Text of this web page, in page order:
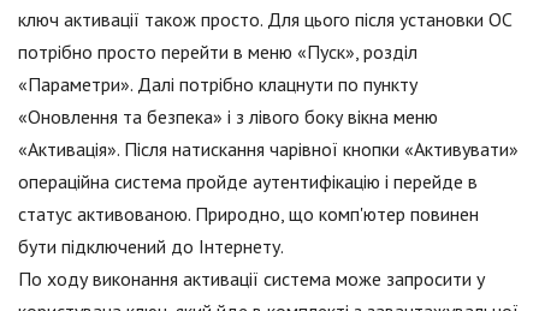
ключ активації також просто. Для цього після установки ОС
потрібно просто перейти в меню «Пуск», розділ
«Параметри». Далі потрібно клацнути по пункту
«Оновлення та безпека» і з лівого боку вікна меню
«Активація». Після натискання чарівної кнопки «Активувати»
операційна система пройде аутентифікацію і перейде в
статус активованою. Природно, що комп'ютер повинен
бути підключений до Інтернету.
По ходу виконання активації система може запросити у